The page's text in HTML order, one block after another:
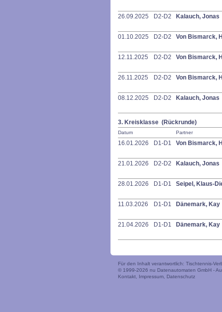
26.09.2025 D2-D2 Kalauch, Jonas
01.10.2025 D2-D2 Von Bismarck,
12.11.2025 D2-D2 Von Bismarck,
26.11.2025 D2-D2 Von Bismarck,
08.12.2025 D2-D2 Kalauch, Jonas
3. Kreisklasse (Rückrunde)
Datum Partner
16.01.2026 D1-D1 Von Bismarck,
21.01.2026 D2-D2 Kalauch, Jonas
28.01.2026 D1-D1 Seipel, Klaus-
11.03.2026 D1-D1 Dänemark, Kay
21.04.2026 D1-D1 Dänemark, Kay
Für den Inhalt verantwortlich: Tischtennis-
© 1999-2026 nu Datenautomaten GmbH -
Kontakt
Impressum Datenschutz